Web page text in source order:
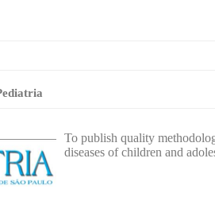
To publish quality
diseases of children and